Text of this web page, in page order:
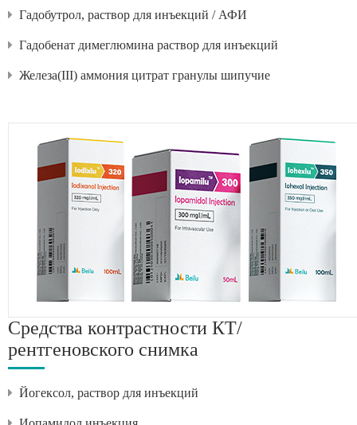
Гадобутрол, раствор для инъекций / АФИ
Гадобенат димеглюмина раствор для инъекций
Железа(III) аммония цитрат гранулы шипучие
Средства контрастности КТ/
рентгеновского снимка
Йогексол, раствор для инъекций